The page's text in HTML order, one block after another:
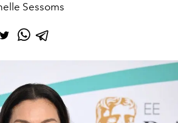
Sessoms